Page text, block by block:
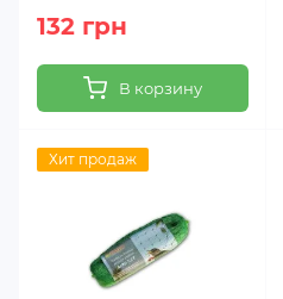
132 грн
В корзину
Хит продаж